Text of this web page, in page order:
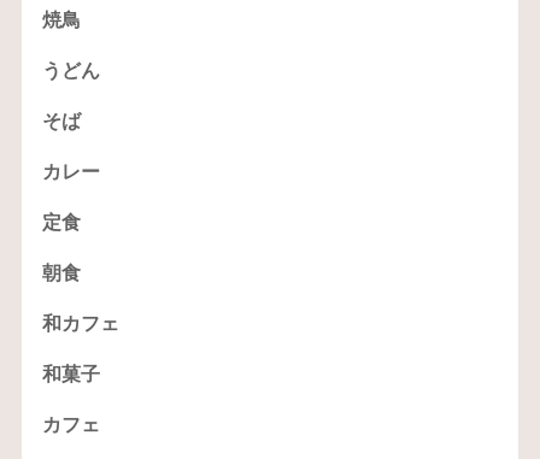
焼鳥
うどん
そば
カレー
定食
朝食
和カフェ
和菓子
カフェ